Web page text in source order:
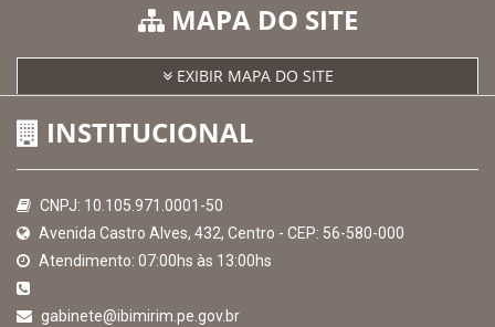
MAPA DO SITE
EXIBIR MAPA DO SITE
INSTITUCIONAL
CNPJ: 10.105.971.0001-50
Avenida Castro Alves, 432, Centro - CEP: 56-580-000
Atendimento: 07:00hs às 13:00hs
gabinete@ibimirim.pe.gov.br